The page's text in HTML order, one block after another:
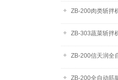
ZB-200肉类斩拌
ZB-303蔬菜斩拌
ZB-200信天润全
ZB-200全自动筋